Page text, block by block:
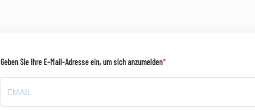
Geben Sie Ihre E-Mail-Adresse ein, um sich anzumelden